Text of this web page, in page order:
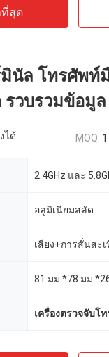
สุด
มินัล โทรศัพท์
รวบรวมข้อมู
ได้ MOQ: 1
2.4GHz และ
อลูมิเนียมสลัด
เสียง+การสั่นสะ
81 มม.*78 มม
เครื่องตรวจจับโ